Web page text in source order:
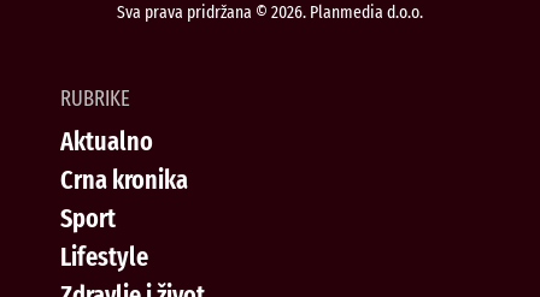
Sva prava pridržana © 2026. Planmedia d.o.o.
RUBRIKE
Aktualno
Crna kronika
Sport
Lifestyle